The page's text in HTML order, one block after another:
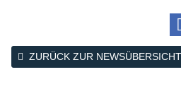
ZURÜCK ZUR NEWSÜBERSICHT